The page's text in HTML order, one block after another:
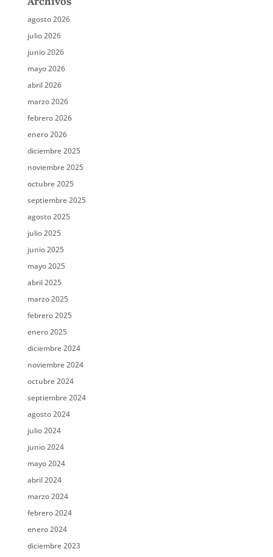
agosto 2026
julio 2026
junio 2026
mayo 2026
abril 2026
marzo 2026
febrero 2026
enero 2026
diciembre 2025
noviembre 2025
octubre 2025
septiembre 2025
agosto 2025
julio 2025
junio 2025
mayo 2025
abril 2025
marzo 2025
febrero 2025
enero 2025
diciembre 2024
noviembre 2024
octubre 2024
septiembre 2024
agosto 2024
julio 2024
junio 2024
mayo 2024
abril 2024
marzo 2024
febrero 2024
enero 2024
diciembre 2023